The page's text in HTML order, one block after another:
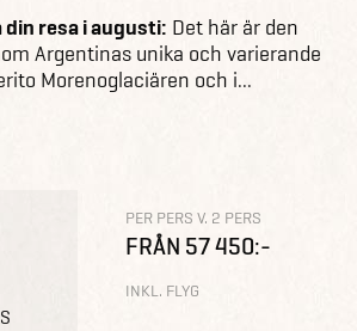
din resa i augusti: Det här är den
Argentinas unika och varierande
Morenoglaciären och i...
PER PERS V. 2 PERS
FRÅN 57 450:-
INKL. FLYG